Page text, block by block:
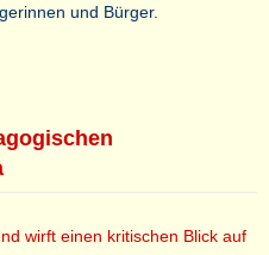
und Bürger.
wirft einen kritischen Blick auf